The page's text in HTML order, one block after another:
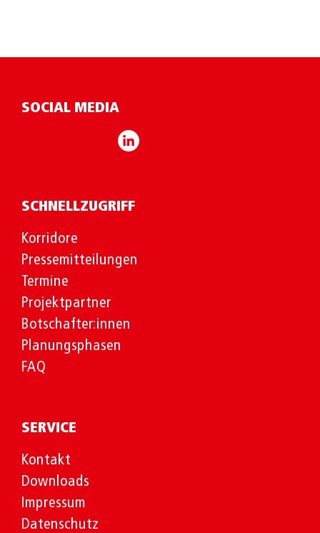
SOCIAL MEDIA
SCHNELLZUGRIFF
Korridore
Pressemitteilungen
Termine
Projektpartner
Botschafter:innen
Planungsphasen
FAQ
SERVICE
Kontakt
Downloads
Impressum
Datenschutz